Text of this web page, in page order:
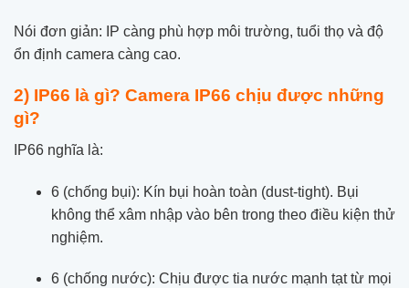
Nói đơn giản: IP càng phù hợp môi trường, tuổi thọ và độ
ổn định camera càng cao.
2) IP66 là gì? Camera IP66 chịu được những
gì?
IP66 nghĩa là:
6 (chống bụi): Kín bụi hoàn toàn (dust-tight). Bụi
không thể xâm nhập vào bên trong theo điều kiện thử
nghiệm.
6 (chống nước): Chịu được tia nước mạnh tạt từ mọi